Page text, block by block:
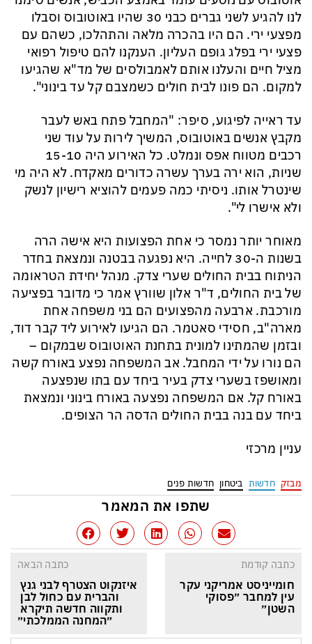
לנו להגיע לשני גברים כבני 30 שהיו באוטובוס וסבלו
מפצעי ירי. הם היו בהכרה מלאה והתהלכו, כשהם עם
פצעי ירי בפלג גופם העליון. הענקנו להם טיפול רפואי
מציל חיים והעלנו אותם לאמבולסים של מד"א שהגיעו
למקום. הם פונו לבית חולים כשמצבם קל עד בינוני".
עד ראייה לפיגוע, סיפר: "המחבל פתח באש לעבר
מקבץ אנשים באוטובוס, המשיך לירות על עוד שני
רכבים מטווח אפס ונמלט. כל האירוע היה 15-10
שניות, הוא ירה בערך עשרה כדורים מאקדח. לא היה מי
שינטרל אותו. ניסיתי כמה פעמים להוציא רישיון לנשק
ולא אישרו לי".
מאוחר יותר נמסר כי אחת הפצועות היא אישה הרה
בשנות ה-30 לחייה. היא נפגעה בבטנה ונמצאת בחדר
הניתוח בבית החולים שערי צדק. מנהל יחידת הטראומה
של בית החולים, ד"ר אלון שוורץ אמר כי מדובר בפציעה
מורכבת. ארבעה מהפצועים הם בני משפחה אחת
מארה"ב, חסידי סאטמר. הם הגיעו לאירוע ליד קבר דוד,
ובזמן שהמתינו למונית בתחנת האוטובוס שבמקום –
הם נורו על ידי המחבל. אב המשפחה נפצע באורח קשה
ומאושפז בשערי צדק בעיר ביחד עם בתו שנפצעה
באורח קל. אם המשפחה נפצעה באורח בינוני ונמצאת
ביחד עם בנה בבית החולים הדסה הר הצופים.
עניין מרכזי
מבזק חדשות ביטחון חדשות פנים
שתפו את המאמר
כתבה קודמת
חומייניסט אמריקני עקר
עין למחבר ״פסוקי
השטן״
כתבה הבאה
איזנקוט הצטרף לבני גנץ
והברית עם כחול לבן
ותקווה חדשה תיקרא
״המחנה הממלכתי״